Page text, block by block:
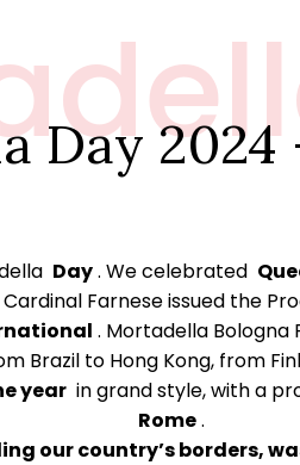
Day 2024
Day. We celebrated
Farnese issued the
. Mortadella Bologna
Brazil to Hong Kong, from
year in grand style, with a
Rome.
our country’s borders,